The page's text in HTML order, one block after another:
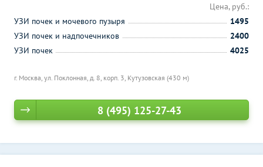
г. Москва, ул. Поклонная, д. 8, корп. 3, Кутузовская (430 м)
Цена, руб.:
УЗИ почек и мочевого пузыря
1495
УЗИ почек и надпочечников
2400
УЗИ почек
4025
8 (495) 125-27-43